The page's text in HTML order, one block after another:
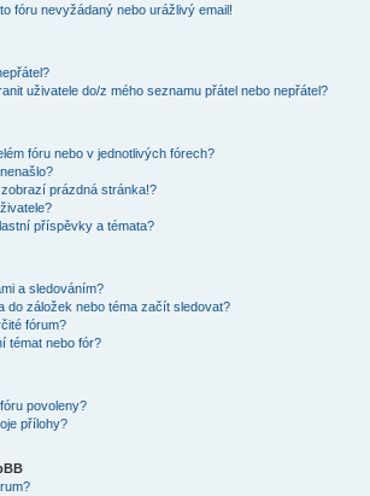
fóru nevyžádaný nebo urážlivý email!
uživatele do/z mého seznamu přátel nebo nepřátel?
fóru nebo v jednotlivých fórech?
prázdná stránka!?
příspěvky a témata?
a sledováním?
do záložek nebo téma začít sledovat?
fórum?
témat nebo fór?
povoleny?
přílohy?